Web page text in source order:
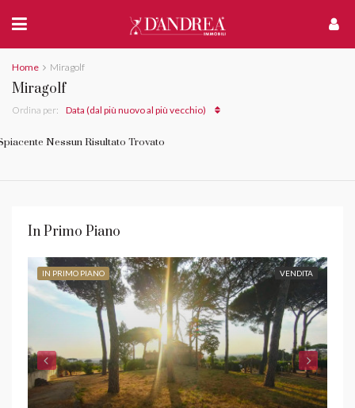
Home Miragolf
Miragolf
Ordina per: Data (dal più nuovo al più vecchio)
Nessun Risultato Trovato
In Primo Piano
IN PRIMO PIANO VENDITA